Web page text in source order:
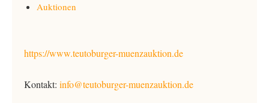
Auktionen
https://www.teutoburger-muenzauktion.de
Kontakt: info@teutoburger-muenzauktion.de